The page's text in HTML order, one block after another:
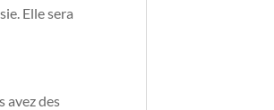
Elle sera
avez des